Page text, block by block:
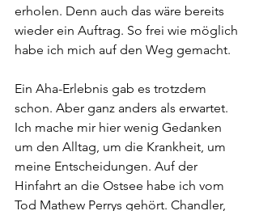
erholen. Denn auch das wäre bereits
wieder ein Auftrag. So frei wie möglich
habe ich mich auf den Weg gemacht.
Ein Aha-Erlebnis gab es trotzdem
schon. Aber ganz anders als erwartet.
Ich mache mir hier wenig Gedanken
um den Alltag, um die Krankheit, um
meine Entscheidungen. Auf der
Hinfahrt an die Ostsee habe ich vom
Tod Mathew Perrys gehört. Chandler,